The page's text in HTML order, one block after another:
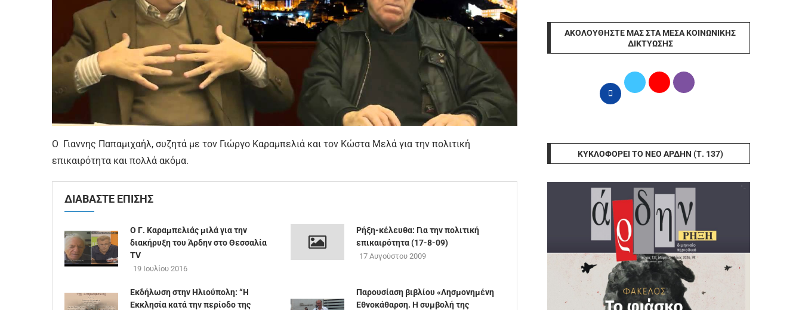
Ο Γιαννης Παπαμιχαήλ, συζητά με τον Γιώργο Καραμπελιά και τον Κώστα Μελά για την πολιτική
επικαιρότητα και πολλά ακόμα.
ΔΙΑΒΑΣΤΕ ΕΠΙΣΗΣ
Ο Γ. Καραμπελιάς μιλά για την
διακήρυξη του Άρδην στο Θεσσαλία
TV
19 Ιουλίου 2016
Ρήξη-κέλευθα: Για την πολιτική
επικαιρότητα (17-8-09)
17 Αυγούστου 2009
Εκδήλωση στην Ηλιούπολη: “Η
Εκκλησία κατά την περίοδο της
Παρουσίαση βιβλίου «Λησμονημένη
Εθνοκάθαρση. Η συμβολή της
ΑΚΟΛΟΥΘΉΣΤΕ ΜΑΣ ΣΤΑ ΜΈΣΑ ΚΟΙΝΩΝΙΚΉΣ
ΔΙΚΤΎΩΣΗΣ
ΚΥΚΛΟΦΟΡΕΊ ΤΟ ΝΈΟ ΆΡΔΗΝ (Τ. 137)